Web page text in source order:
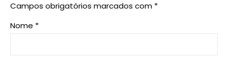
Campos obrigatórios marcados com *
Nome *